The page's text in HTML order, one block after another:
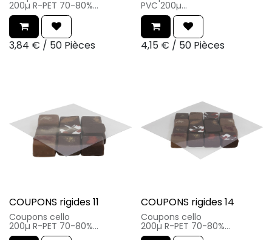
200µ R-PET 70-80%
Taille utile : 4.5x4.5cm
100 % recyclable
3,84 € / 50 Pièces
PVC 200µ
Taille utile : 6.9x6.9cm
100 % recyclable
4,15€ / 50 Pièces
COUPONS rigides 11
Coupons cello
200µ R-PET 70-80%
Taille utile : 9.6x9.6cm
COUPONS rigides 14
Coupons cello
200µ R-PET 70-80%
Taille utile : 14x14cm